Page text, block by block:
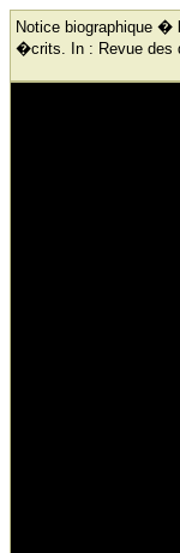
Notice biographique �
�crits. In : Revue des